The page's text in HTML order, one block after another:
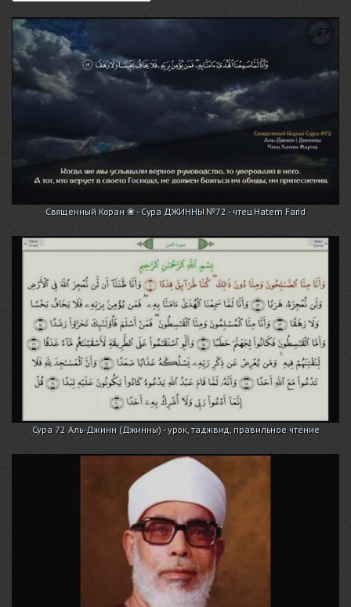
Священный Коран ❀ - Сура ДЖИННЫ №72 - чтец Hatem Farid
Сура 72 Аль-Джинн (Джинны) - урок, таджвид, правильное чтение